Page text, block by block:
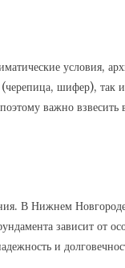
условия,
шифер), так
важно взвесить
В Нижнем
зависит от
и